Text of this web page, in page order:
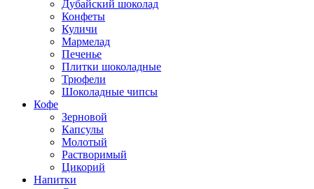
Дубайский шоколад
Конфеты
Куличи
Мармелад
Печенье
Плитки шоколадные
Трюфели
Шоколадные чипсы
Кофе
Зерновой
Капсулы
Молотый
Растворимый
Цикорий
Напитки